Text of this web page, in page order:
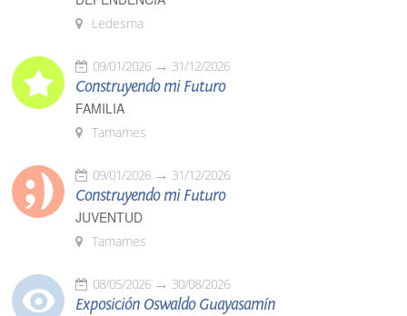
Ledesma
09/01/2026 31/12/2026
Construyendo mi Futuro
FAMILIA
Tamames
09/01/2026 31/12/2026
Construyendo mi Futuro
JUVENTUD
Tamames
08/05/2026 30/08/2026
Exposición Oswaldo Guayasamín